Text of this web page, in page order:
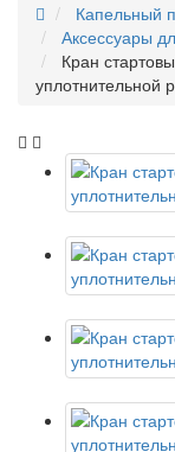
Капельный
Аксессуары
Кран
уплотнительной